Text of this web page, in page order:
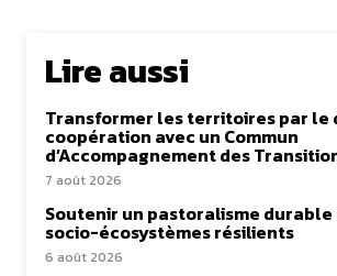
Lire aussi
Transformer les territoires par le
coopération avec un Commun
d’Accompagnement des
7 août 2026
Soutenir un pastoralisme durable
socio-écosystèmes résilients
6 août 2026